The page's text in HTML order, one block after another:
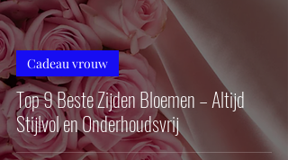
Top 9 Beste Zijden Bloemen – Altijd
Stijlvol en Onderhoudsvrij
Cadeau vrouw